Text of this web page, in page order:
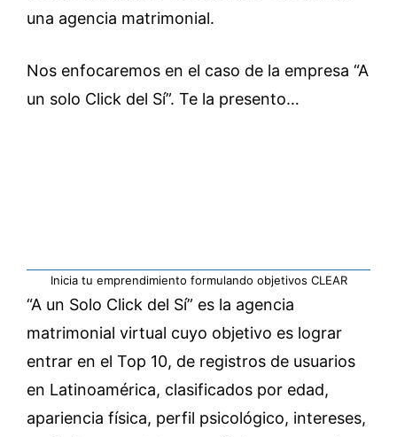
una agencia matrimonial.
Nos enfocaremos en el caso de la empresa “A
un solo Click del Sí”. Te la presento…
Inicia tu emprendimiento formulando objetivos CLEAR
“A un Solo Click del Sí” es la agencia
matrimonial virtual cuyo objetivo es lograr
entrar en el Top 10, de registros de usuarios
en Latinoamérica, clasificados por edad,
apariencia física, perfil psicológico, intereses,